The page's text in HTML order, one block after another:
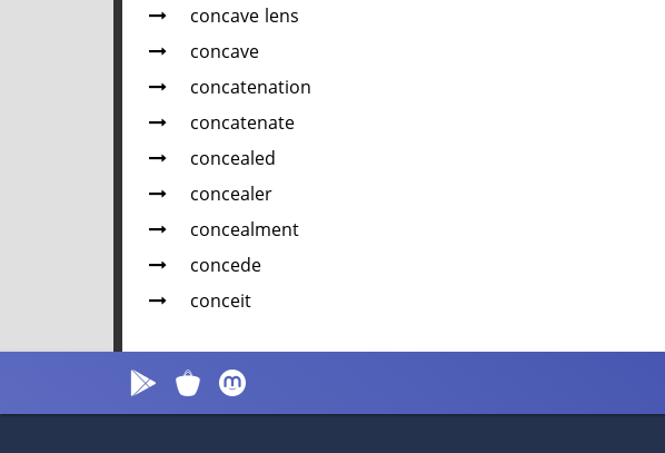
concave lens
concave
concatenation
concatenate
concealed
concealer
concealment
concede
conceit